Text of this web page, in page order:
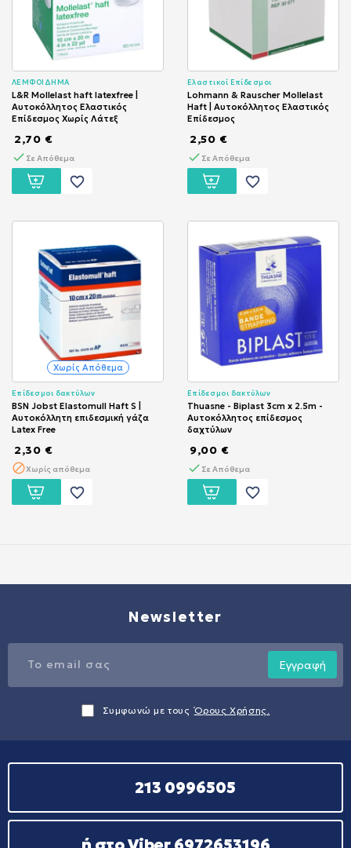
ΛΕΜΦΟΙΔΗΜΑ
L&R Mollelast haft latexfree |
Αυτοκόλλητος Ελαστικός
Επίδεσμος Χωρίς Λάτεξ
2,70 €
Σε Απόθεμα
favorite_border
Ελαστικοί Επίδεσμοι
Lohmann & Rauscher Mollelast
Haft | Αυτοκόλλητος Ελαστικός
Επίδεσμος
2,50 €
Σε Απόθεμα
favorite_border
Χωρίς Απόθεμα
Επίδεσμοι δακτύλων
BSN Jobst Elastomull Haft S |
Αυτοκόλλητη επιδεσμική γάζα
Latex Free
2,30 €
Χωρίς απόθεμα
favorite_border
Επίδεσμοι δακτύλων
Thuasne - Biplast 3cm x 2.5m -
Αυτοκόλλητος επίδεσμος
δαχτύλων
9,00 €
Σε Απόθεμα
favorite_border
Newsletter
Εγγραφή
Συμφωνώ με τους Όρους Χρήσης.
213 0996505